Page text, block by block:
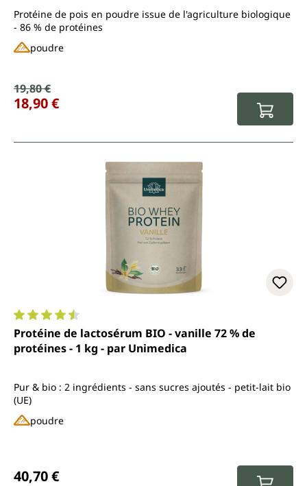
Protéine de pois en poudre issue de l'agriculture biologique
- 86 % de protéines
poudre
Prix de vente :
Prix régulier :
19,80 €
18,90 €
Note moyenne de 4.4 sur 5 étoiles
Protéine de lactosérum BIO - vanille 72 % de
protéines - 1 kg - par Unimedica
Pur & bio : 2 ingrédients - sans sucres ajoutés - petit-lait bio
(UE)
poudre
40,70 €